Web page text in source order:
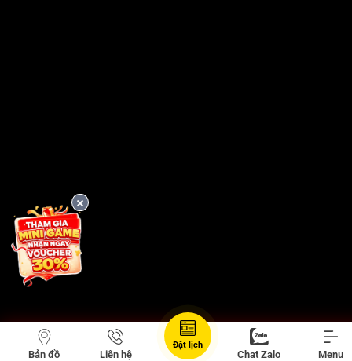
Bản đồ Liên hệ
Đặt lịch
Chat Zalo Menu